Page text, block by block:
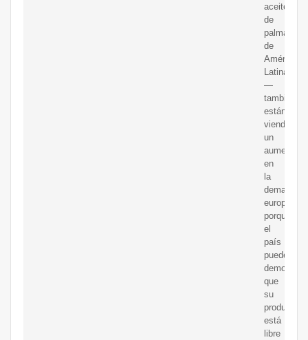
aceite
de
palma
de
América
Latina
—
también
están
viendo
un
aumento
en
la
demanda
europea,
porque
el
país
puede
demostrar
que
su
producción
está
libre